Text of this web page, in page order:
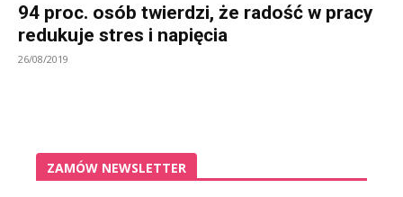
94 proc. osób twierdzi, że radość w pracy
redukuje stres i napięcia
26/08/2019
ZAMÓW NEWSLETTER